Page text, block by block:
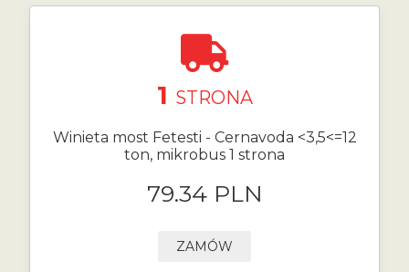
1 STRONA
Winieta most Fetesti - Cernavoda <3,5<=12
ton, mikrobus 1 strona
79.34 PLN
ZAMÓW